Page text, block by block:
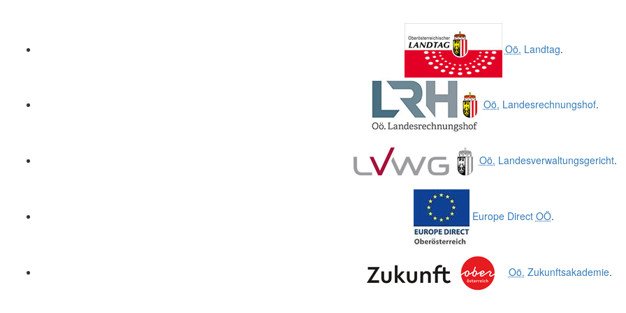
Oö. Landtag.
Oö. Landesrechnungshof.
Oö. Landesverwaltungsgericht.
Europe Direct OÖ.
Oö. Zukunftsakademie.